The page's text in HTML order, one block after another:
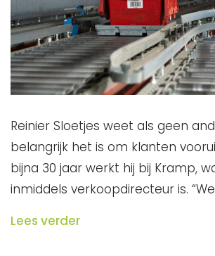
Reinier Sloetjes weet als geen
belangrijk het is om klanten
bijna 30 jaar werkt hij bij Kramp,
inmiddels verkoopdirecteur is.
Lees verder